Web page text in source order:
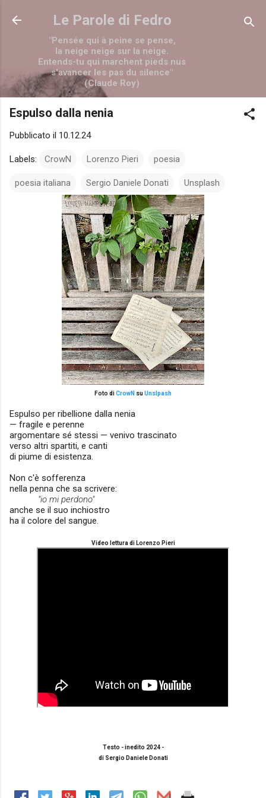
Passa ai contenuti principali
Le Parole di Fedro
"Pensée qui à peine se pense,
la neige neige sur la neige.
Entends-tu qui marchent pieds nus
s'avancer les pas du silence"
(Claude Roy)
Espulso dalla nenia
Pubblicato il 10.12.24
Labels: CrowN Lorenzo Pieri poesia
poesia italiana Sergio Daniele Donati Unsplash
Foto diCrowN suUnslpash
Espulso per ribellione dalla nenia
— fragile e perenne
argomentare sé stessi — venivo trascinato
verso altri spartiti, e canti
di piume di esistenza.
Non c'è sofferenza
nella penna che sa scrivere:
"io mi perdono"
anche se il suo inchiostro
ha il colore del sangue.
Video lettura di Lorenzo Pieri
Testo - inedito 2024 -
di Sergio Daniele Donati